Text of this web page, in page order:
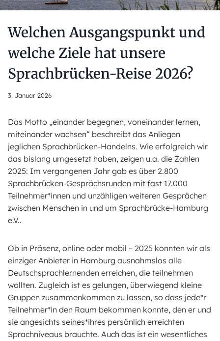
Welchen Ausgangspunkt und
welche Ziele hat unsere
Sprachbrücken-Reise 2026?
3. Januar 2026
Das Motto „einander begegnen, voneinander lernen,
miteinander wachsen“ beschreibt das Anliegen
jeglichen Sprachbrücken-Handelns. Wie erfolgreich wir
das bislang umgesetzt haben, zeigen u.a. die Zahlen
2025: Im vergangenen Jahr gab es über 2.800
Sprachbrücken-Gesprächsrunden mit fast 17.000
Teilnehmer*innen und unzähligen weiteren Gesprächen
zwischen Menschen in und um Sprachbrücke-Hamburg
e.V..
Ob in Präsenz, online oder mobil – 2025 konnten wir als
einziger Anbieter in Hamburg ausnahmslos alle
Deutschsprachlernenden erreichen, die teilnehmen
wollten. Zugleich ist es gelungen, überwiegend kleine
Gruppen zusammenkommen zu lassen, so dass jede*r
Teilnehmer*in den Raum bekommen konnte, den er und
sie angesichts seines*ihres persönlich erreichten
Sprachniveaus brauchte. Auch das ist ein wesentliches